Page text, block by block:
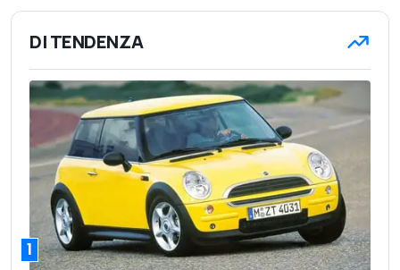
DI TENDENZA
1